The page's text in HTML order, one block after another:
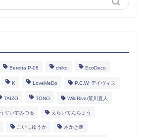
Beretta P-08 chiko EcoDeco
K LoveMeDo P.C.W. デイヴィス
TAIZO TONO WildRiver荒川直人
うぐいすみつる えらいてんちょう
こいしゆうか さかき漣